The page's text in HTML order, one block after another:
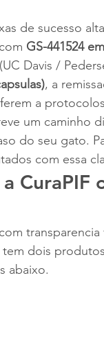
de sucesso
GS-441524
(UC Davis /
, a
a
um caminho
do seu gato.
com essa
CuraPIF
dois
abaixo.